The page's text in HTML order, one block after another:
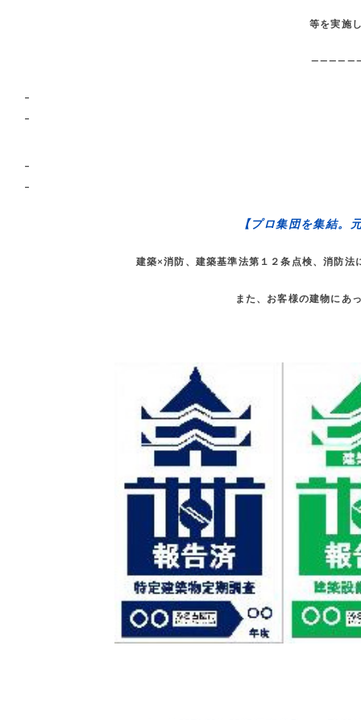
等を実施
–
–
–
–
【プロ集団を集結。
建築×消防、建築基準法第１２条点検、消防
また、お客様の建物にあ